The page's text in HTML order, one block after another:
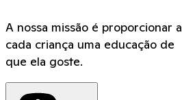
A nossa missão é proporcionar a
cada criança uma educação de
que ela goste.